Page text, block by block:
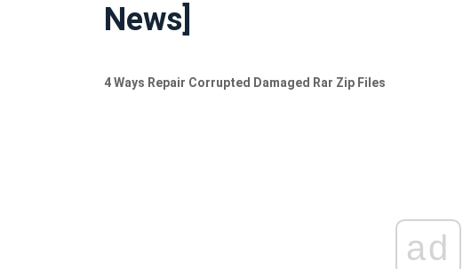
News]
4 Ways Repair Corrupted Damaged Rar Zip Files
ad